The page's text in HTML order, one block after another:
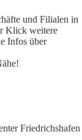
und Filialen in
Klick weitere
Infos über
Friedrichshafen